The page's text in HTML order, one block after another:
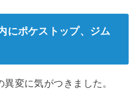
にポケストップ、ジム
変に気がつきました。